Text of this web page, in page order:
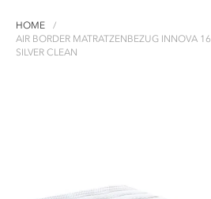
HOME
AIR BORDER MATRATZENBEZUG INNOVA 16
SILVER CLEAN